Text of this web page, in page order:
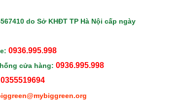
do Sở KHĐT TP Hà Nội cấp ngày
0936.995.998
cửa hàng: 0936.995.998
0355519694